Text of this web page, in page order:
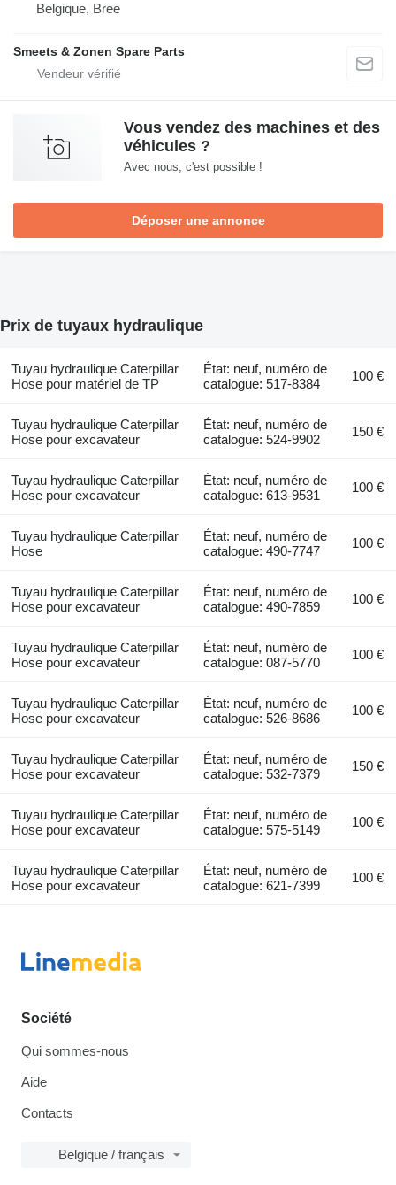
Belgique, Bree
Smeets & Zonen Spare Parts
Vous vendez des machines et des
véhicules ?
Avec nous, c'est possible !
Déposer une annonce
Prix de tuyaux hydraulique
Tuyau hydraulique Caterpillar
Hose pour matériel de TP
État: neuf, numéro de
catalogue: 517-8384
100 €
Tuyau hydraulique Caterpillar
Hose pour excavateur
État: neuf, numéro de
catalogue: 524-9902
150 €
Tuyau hydraulique Caterpillar
Hose pour excavateur
État: neuf, numéro de
catalogue: 613-9531
100 €
Tuyau hydraulique Caterpillar
Hose
État: neuf, numéro de
catalogue: 490-7747
100 €
Tuyau hydraulique Caterpillar
Hose pour excavateur
État: neuf, numéro de
catalogue: 490-7859
100 €
Tuyau hydraulique Caterpillar
Hose pour excavateur
État: neuf, numéro de
catalogue: 087-5770
100 €
Tuyau hydraulique Caterpillar
Hose pour excavateur
État: neuf, numéro de
catalogue: 526-8686
100 €
Tuyau hydraulique Caterpillar
Hose pour excavateur
État: neuf, numéro de
catalogue: 532-7379
150 €
Tuyau hydraulique Caterpillar
Hose pour excavateur
État: neuf, numéro de
catalogue: 575-5149
100 €
Tuyau hydraulique Caterpillar
Hose pour excavateur
État: neuf, numéro de
catalogue: 621-7399
100 €
Société
Qui sommes-nous
Aide
Contacts
Belgique / français